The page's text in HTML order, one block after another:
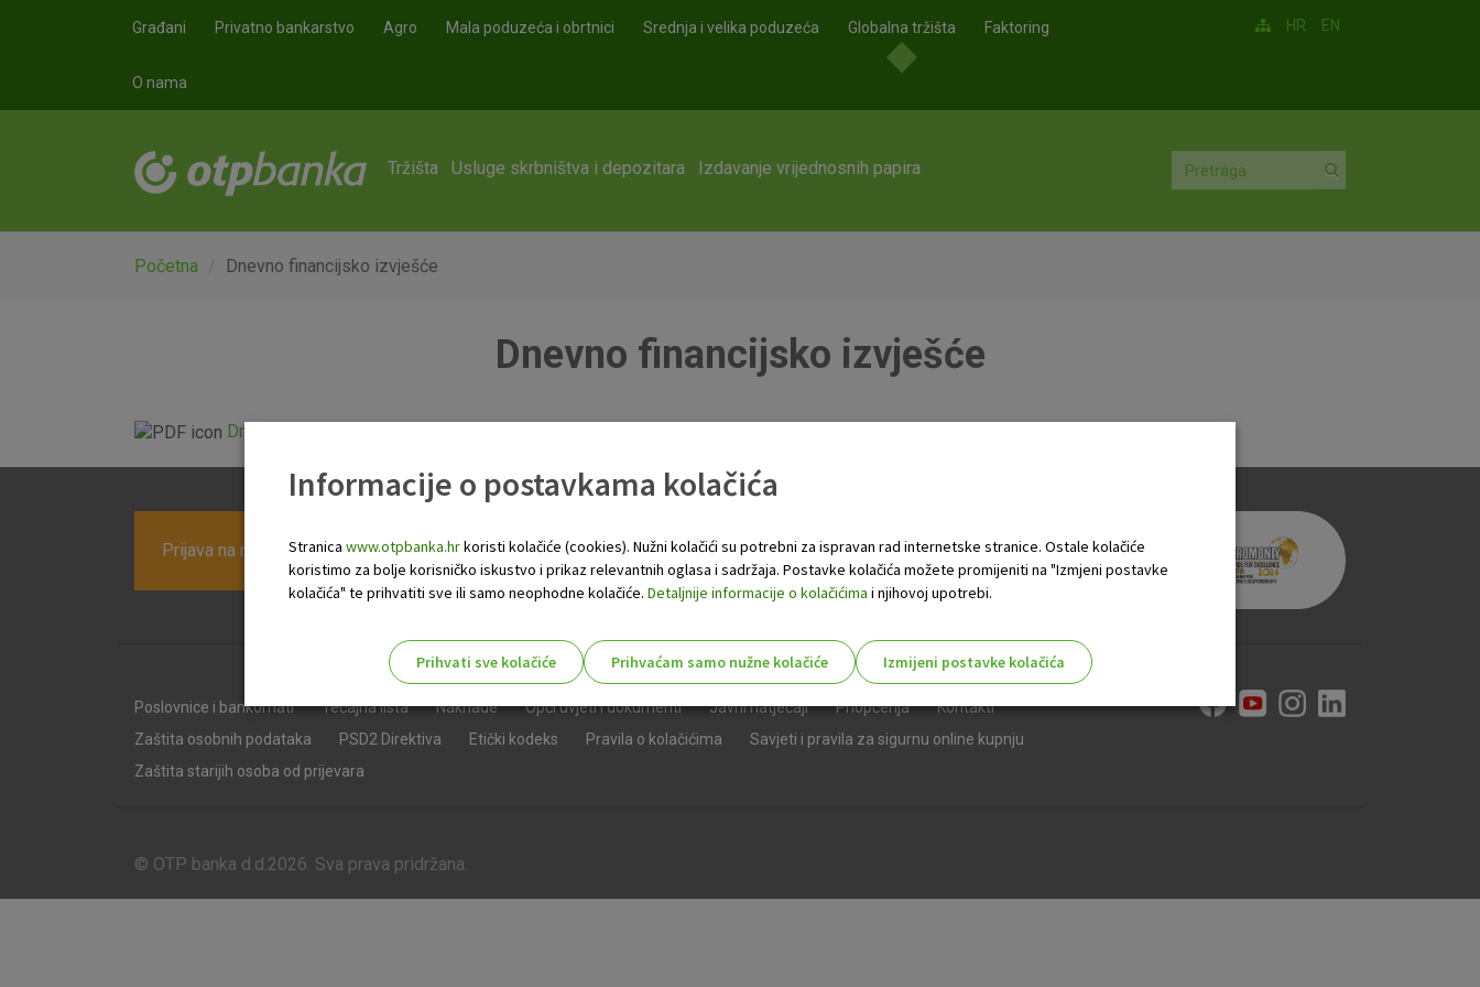
Građani Privatno bankarstvo Agro Mala poduzeća i obrtnici Srednja i velika poduzeća Globalna tržišta Faktoring
O nama
HR EN
Tržišta Usluge skrbništva i depozitara Izdavanje vrijednosnih papira
Početna Dnevno financijsko izvješće
Dnevno financijsko izvješće
Dnevno financijsko izvješće.pdf
Prijava na newsletter OTP banke
Poslovnice i bankomati Tečajna lista Naknade Opći uvjeti i dokumenti Javni natječaji Priopćenja
Kontakti
Zaštita osobnih podataka
PSD2 Direktiva Etički kodeks Pravila o kolačićima
Savjeti i pravila za sigurnu online kupnju
Zaštita starijih osoba od prijevara
© OTP banka d.d.2026. Sva prava pridržana.
Informacije o postavkama kolačića
Stranica www.otpbanka.hrkoristi kolačiće (cookies). Nužni kolačići su potrebni za ispravan rad internetske stranice. Ostale kolačiće
koristimo za bolje korisničko iskustvo i prikaz relevantnih oglasa i sadržaja. Postavke kolačića možete promijeniti na "Izmjeni postavke
kolačića" te prihvatiti sve ili samo neophodne kolačiće. Detaljnije informacije o kolačićima i njihovoj upotrebi.
Prihvati sve kolačiće Prihvaćam samo nužne kolačiće
Izmijeni postavke kolačića